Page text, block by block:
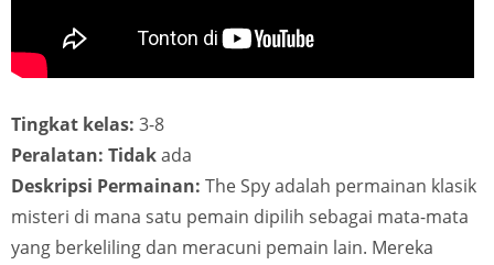
Tingkat kelas: 3-8
Peralatan: Tidakada
Deskripsi Permainan: The Spy adalah permainan klasik
misteri di mana satu pemain dipilih sebagai mata-mata
yang berkeliling dan meracuni pemain lain. Mereka